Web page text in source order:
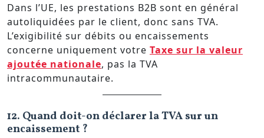
Dans l’UE, les prestations B2B sont en général
autoliquidées par le client, donc sans TVA.
L’exigibilité sur débits ou encaissements
concerne uniquement votre Taxe sur la valeur
ajoutée nationale, pas la TVA
intracommunautaire.
12. Quand doit-on déclarer la TVA sur un
encaissement ?